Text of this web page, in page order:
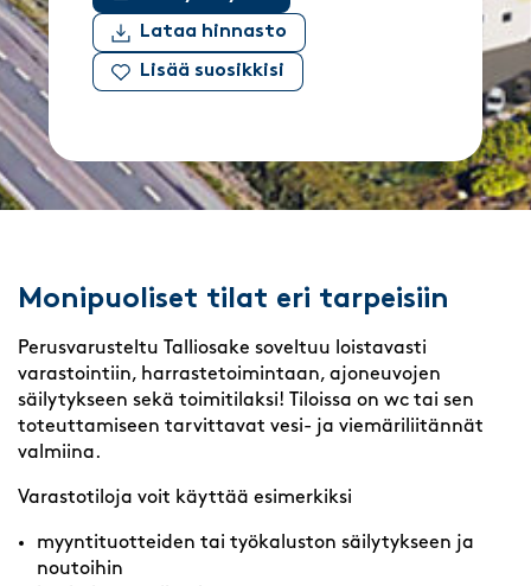
Lataa hinnasto
Lisää suosikkisi
Monipuoliset tilat eri tarpeisiin
Perusvarusteltu Talliosake soveltuu loistavasti
varastointiin, harrastetoimintaan, ajoneuvojen
säilytykseen sekä toimitilaksi! Tiloissa on wc tai sen
toteuttamiseen tarvittavat vesi- ja viemäriliitännät
valmiina.
Varastotiloja voit käyttää esimerkiksi
myyntituotteiden tai työkaluston säilytykseen ja
noutoihin